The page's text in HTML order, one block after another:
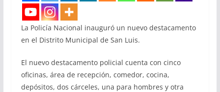
La Policía Nacional inauguró un nuevo destacamento
en el Distrito Municipal de San Luis.
El nuevo destacamento policial cuenta con cinco
oficinas, área de recepción, comedor, cocina,
depósitos, dos cárceles, una para hombres y otra